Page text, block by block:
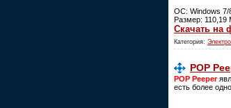
ОС: Windows 7/
Размер: 110,19
Скачать на
Категория:
POP
POP Peeper
есть более